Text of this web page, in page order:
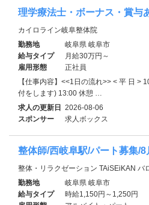
理学療法士・ボーナス・賞与
カイロライン岐阜整体院
勤務地
岐阜県 岐阜市
給与タイプ
月給30万円～
雇用形態
正社員
【仕事内容】<<1日の流れ>> < 平 日 >
付をします) 13:00 休憩 …
求人の更新日 2026-08-06
スポンサー
求人ボックス
整体師/西岐阜駅/パート募集/8
整体・リラクゼーション TAiSEiKAN バ
勤務地
岐阜県 岐阜市
給与タイプ
時給1,150円～1,250円